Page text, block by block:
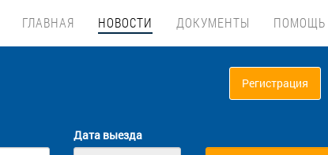
ГЛАВНАЯ НОВОСТИ ДОКУМЕНТЫ ПОМОЩЬ
Регистрация
Дата выезда